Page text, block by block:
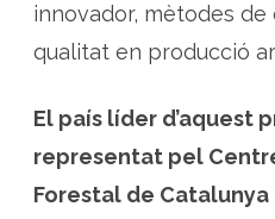
innovador, mètodes de
qualitat en producció
El país líder d’aquest
representat pel
Forestal de Catalunya